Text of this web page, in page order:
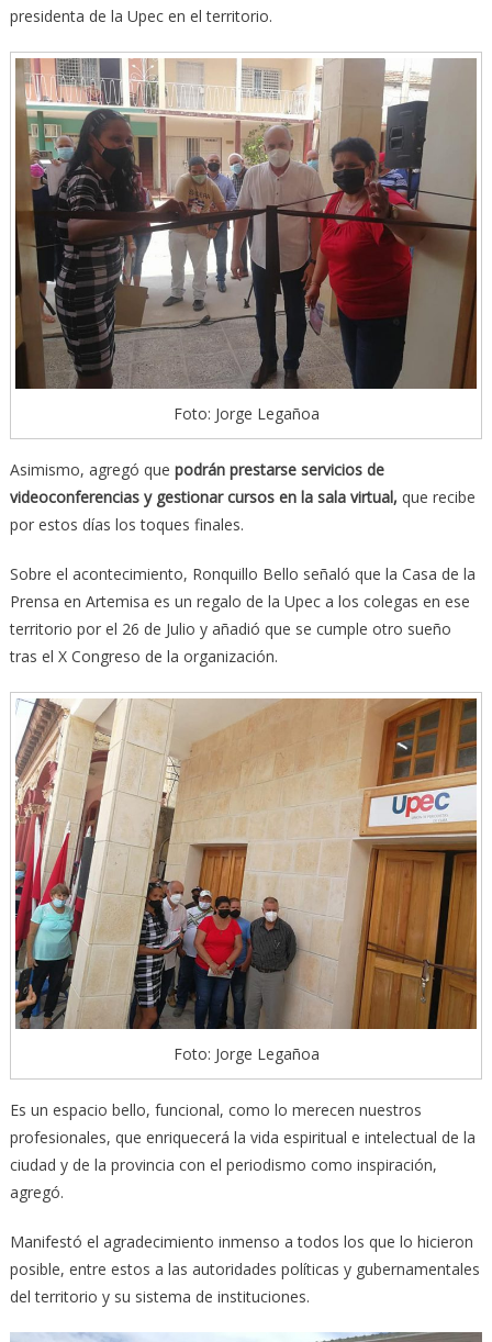
presidenta de la Upec en el territorio.
Foto: Jorge Legañoa
Asimismo, agregó que podrán prestarse servicios de
videoconferencias y gestionar cursos en la sala virtual, que recibe
por estos días los toques finales.
Sobre el acontecimiento, Ronquillo Bello señaló que la Casa de la
Prensa en Artemisa es un regalo de la Upec a los colegas en ese
territorio por el 26 de Julio y añadió que se cumple otro sueño
tras el X Congreso de la organización.
Foto: Jorge Legañoa
Es un espacio bello, funcional, como lo merecen nuestros
profesionales, que enriquecerá la vida espiritual e intelectual de la
ciudad y de la provincia con el periodismo como inspiración,
agregó.
Manifestó el agradecimiento inmenso a todos los que lo hicieron
posible, entre estos a las autoridades políticas y gubernamentales
del territorio y su sistema de instituciones.